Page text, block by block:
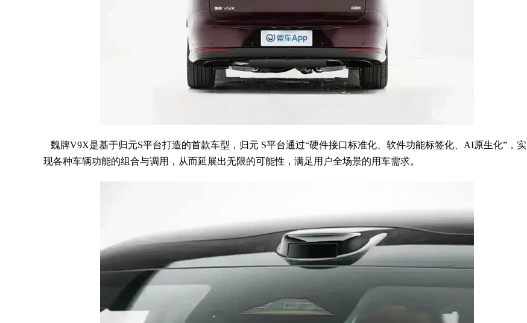
魏牌V9X是基于归元S平台打造的首款车型，归元 S平台通过“硬件接口标准化、软件功能标签化、AI原生化”，实
现各种车辆功能的组合与调用，从而延展出无限的可能性，满足用户全场景的用车需求。